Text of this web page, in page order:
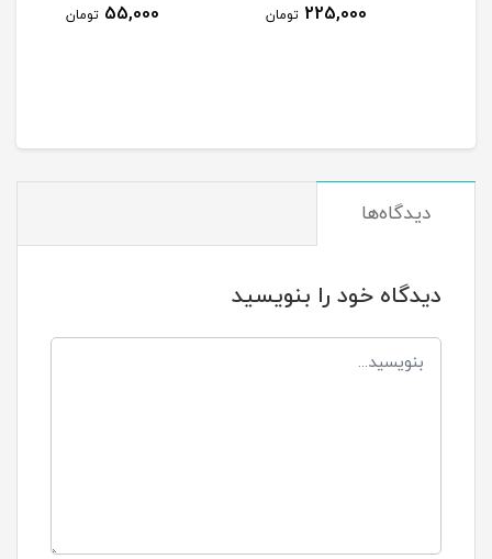
225,000 تومان 55,000 تومان
دیدگاه‌ها
دیدگاه خود را بنویسید